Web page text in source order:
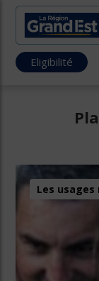
Eligibilité
Les usages